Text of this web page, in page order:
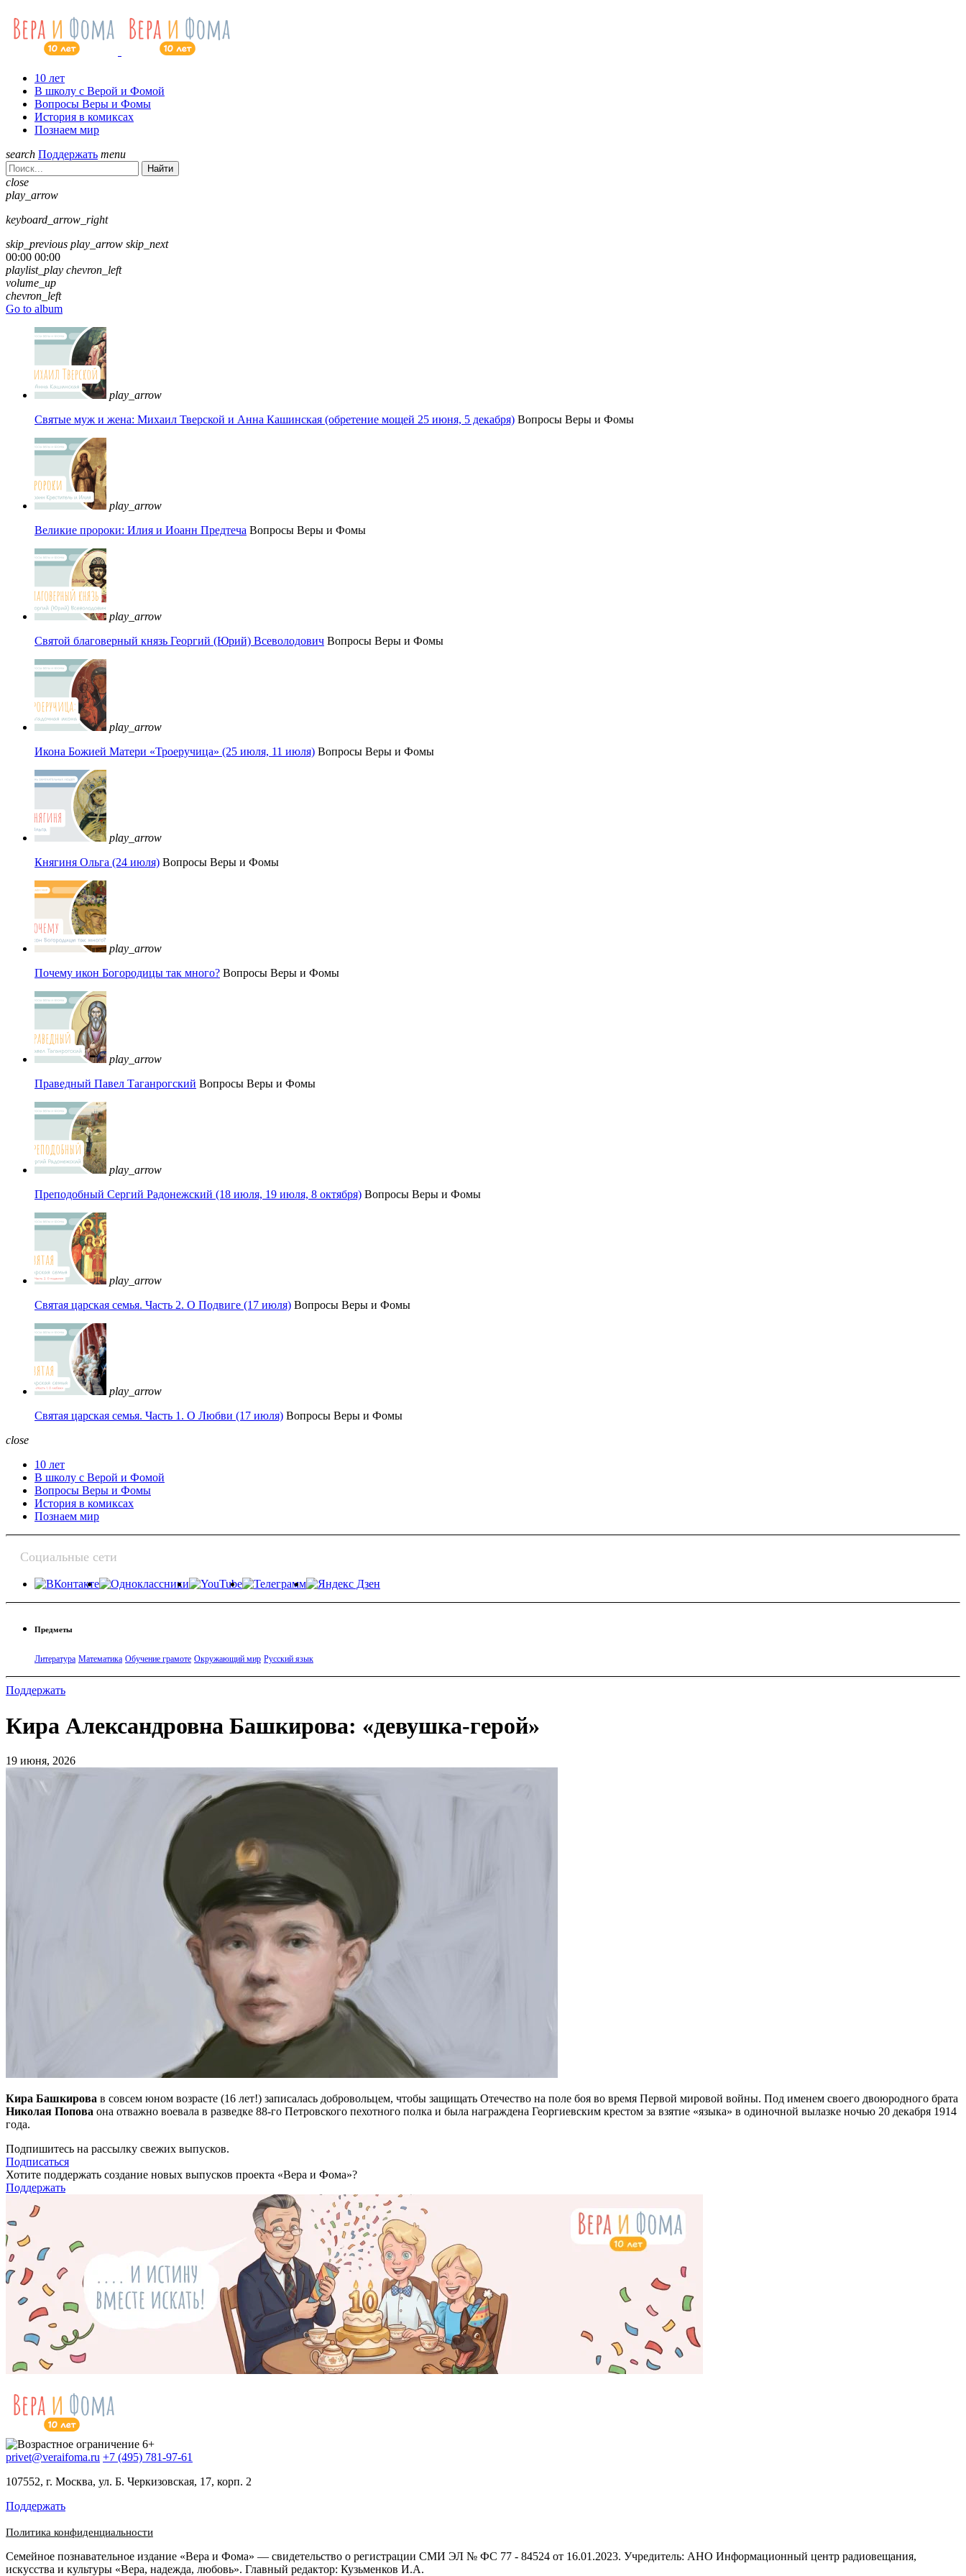
10 лет
В школу с Верой и Фомой
Вопросы Веры и Фомы
История в комиксах
Познаем мир
search Поддержать menu
Найти
close
play_arrow
keyboard_arrow_right
skip_previous play_arrow skip_next
00:00 00:00
playlist_play chevron_left
volume_up
chevron_left
Go to album
play_arrow
Святые муж и жена: Михаил Тверской и Анна Кашинская (обретение мощей 25 июня, 5 декабря) Вопросы Веры и Фомы
play_arrow
Великие пророки: Илия и Иоанн Предтеча Вопросы Веры и Фомы
play_arrow
Святой благоверный князь Георгий (Юрий) Всеволодович Вопросы Веры и Фомы
play_arrow
Икона Божией Матери «Троеручица» (25 июля, 11 июля) Вопросы Веры и Фомы
play_arrow
Княгиня Ольга (24 июля) Вопросы Веры и Фомы
play_arrow
Почему икон Богородицы так много? Вопросы Веры и Фомы
play_arrow
Праведный Павел Таганрогский Вопросы Веры и Фомы
play_arrow
Преподобный Сергий Радонежский (18 июля, 19 июля, 8 октября) Вопросы Веры и Фомы
play_arrow
Святая царская семья. Часть 2. О Подвиге (17 июля) Вопросы Веры и Фомы
play_arrow
Святая царская семья. Часть 1. О Любви (17 июля) Вопросы Веры и Фомы
close
10 лет
В школу с Верой и Фомой
Вопросы Веры и Фомы
История в комиксах
Познаем мир
Социальные сети
Предметы
Литература Математика Обучение грамоте Окружающий мир Русский язык
Поддержать
Кира Александровна Башкирова: «девушка-герой»
19 июня, 2026
Кира Башкирова в совсем юном возрасте (16 лет!) записалась добровольцем, чтобы защищать Отечество на поле боя во время Первой мировой войны. Под именем своего двоюродного брата
Николая Попова она отважно воевала в разведке 88-го Петровского пехотного полка и была награждена Георгиевским крестом за взятие «языка» в одиночной вылазке ночью 20 декабря 1914
года.
Подпишитесь на рассылку свежих выпусков.
Подписаться
Хотите поддержать создание новых выпусков проекта «Вера и Фома»?
Поддержать
privet@veraifoma.ru +7 (495) 781-97-61
107552, г. Москва, ул. Б. Черкизовская, 17, корп. 2
Поддержать
Политика конфиденциальности
Семейное познавательное издание «Вера и Фома» — свидетельство о регистрации СМИ ЭЛ № ФС 77 - 84524 от 16.01.2023. Учредитель: АНО Информационный центр радиовещания,
искусства и культуры «Вера, надежда, любовь». Главный редактор: Кузьменков И.А.